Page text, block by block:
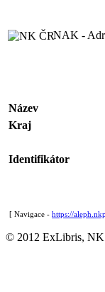
NAK -
Název
Kraj
Identifikátor
[ Navigace - https://
© 2012 ExLibris, NK